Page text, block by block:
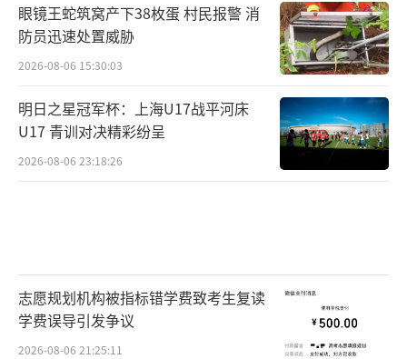
眼镜王蛇筑窝产下38枚蛋 村民报警 消
防员迅速处置威胁
2026-08-06 15:30:03
明日之星冠军杯：上海U17战平河床
U17 青训对决精彩纷呈
2026-08-06 23:18:26
志愿规划机构被指标错学费致考生复读
学费误导引发争议
2026-08-06 21:25:11